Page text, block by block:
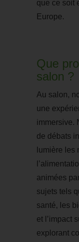
que ce soit
Europe.
Que
salon ?
Au salon,
une
immersive.
de débats
lumière les
animées
sujets tels
santé, les
et l’impact
explorant